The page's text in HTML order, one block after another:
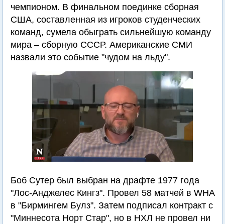
чемпионом. В финальном поединке сборная
США, составленная из игроков студенческих
команд, сумела обыграть сильнейшую команду
мира – сборную СССР. Американские СМИ
назвали это событие "чудом на льду".
Боб Сутер был выбран на драфте 1977 года
"Лос-Анджелес Кингз". Провел 58 матчей в WHA
в "Бирмингем Булз". Затем подписал контракт с
"Миннесота Норт Стар", но в НХЛ не провел ни